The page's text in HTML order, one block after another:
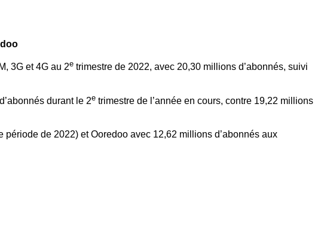
3G et 4G au 2e trimestre de 2022, avec 20,30 millions d’abonnés, suivi
durant le 2e trimestre de l’année en cours, contre 19,22 millions
de 2022) et Ooredoo avec 12,62 millions d’abonnés aux